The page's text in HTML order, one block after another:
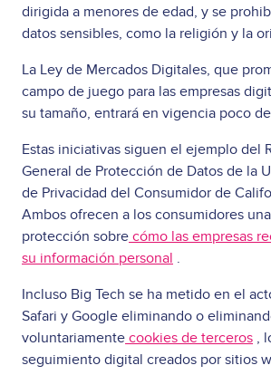
dirigida a menores de edad, y se
datos sensibles, como la religión y la
La Ley de Mercados Digitales, que
campo de juego para las empresas
su tamaño, entrará en vigencia poco
Estas iniciativas siguen el ejemplo del
General de Protección de Datos de la
de Privacidad del Consumidor de
Ambos ofrecen a los consumidores
protección sobre cómo las empresas
su información personal .
Incluso Big Tech se ha metido en el
Safari y Google eliminando o
voluntariamente cookies de terceros ,
seguimiento digital creados por sitios